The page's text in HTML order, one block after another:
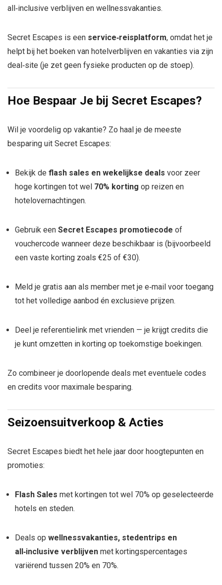
all‑inclusive verblijven en wellnessvakanties.
Secret Escapes is een service‑reisplatform, omdat het je
helpt bij het boeken van hotelverblijven en vakanties via zijn
deal‑site (je zet geen fysieke producten op de stoep).
Hoe Bespaar Je bij Secret Escapes?
Wil je voordelig op vakantie? Zo haal je de meeste
besparing uit Secret Escapes:
Bekijk de flash sales en wekelijkse deals voor zeer
hoge kortingen tot wel 70% korting op reizen en
hotelovernachtingen.
Gebruik een Secret Escapes promotiecode of
vouchercode wanneer deze beschikbaar is (bijvoorbeeld
een vaste korting zoals €25 of €30).
Meld je gratis aan als member met je e‑mail voor toegang
tot het volledige aanbod én exclusieve prijzen.
Deel je referentielink met vrienden — je krijgt credits die
je kunt omzetten in korting op toekomstige boekingen.
Zo combineer je doorlopende deals met eventuele codes
en credits voor maximale besparing.
Seizoensuitverkoop & Acties
Secret Escapes biedt het hele jaar door hoogtepunten en
promoties:
Flash Sales met kortingen tot wel 70% op geselecteerde
hotels en steden.
Deals op wellnessvakanties, stedentrips en
all‑inclusive verblijven met kortingspercentages
variërend tussen 20% en 70%.